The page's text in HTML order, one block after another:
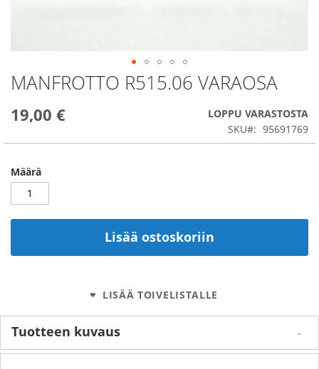
MANFROTTO R515.06 VARAOSA
19,00 €
LOPPU VARASTOSTA
SKU
95691769
Määrä
Lisää ostoskoriin
LISÄÄ TOIVELISTALLE
Skip
to
beginning
the
gallery
Tuotteen kuvaus